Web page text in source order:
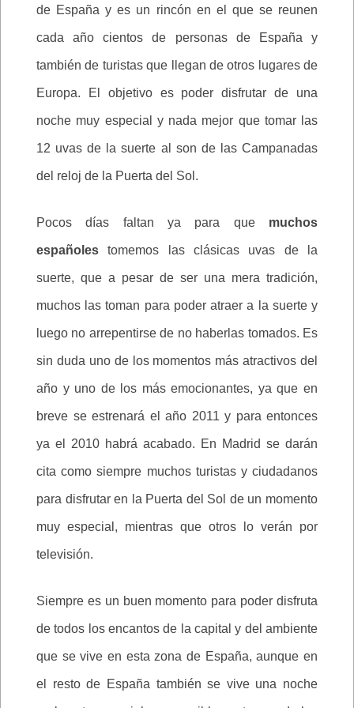
de España y es un rincón en el que se reunen
cada año cientos de personas de España y
también de turistas que llegan de otros lugares de
Europa. El objetivo es poder disfrutar de una
noche muy especial y nada mejor que tomar las
12 uvas de la suerte al son de las Campanadas
del reloj de la Puerta del Sol.
Pocos días faltan ya para que muchos
españolestomemos las clásicas uvas de la
suerte, que a pesar de ser una mera tradición,
muchos las toman para poder atraer a la suerte y
luego no arrepentirse de no haberlas tomados. Es
sin duda uno de los momentos más atractivos del
año y uno de los más emocionantes, ya que en
breve se estrenará el año 2011 y para entonces
ya el 2010 habrá acabado. En Madrid se darán
cita como siempre muchos turistas y ciudadanos
para disfrutar en la Puerta del Sol de un momento
muy especial, mientras que otros lo verán por
televisión.
Siempre es un buen momento para poder disfruta
de todos los encantos de la capital y del ambiente
que se vive en esta zona de España, aunque en
el resto de España también se vive una noche